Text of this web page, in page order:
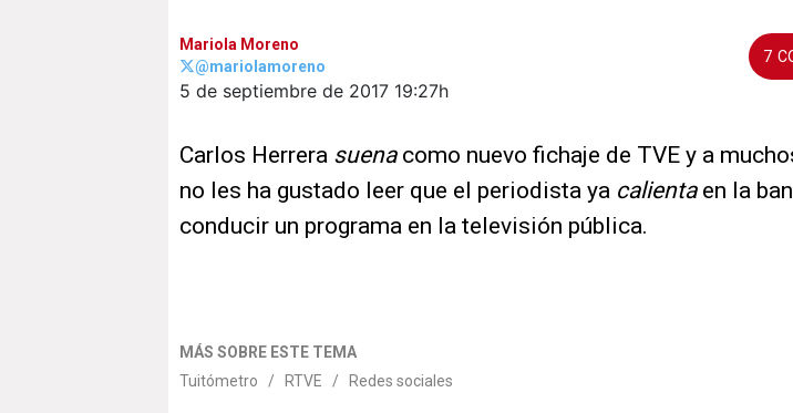
Mariola Moreno
@mariolamoreno
5 de septiembre de 2017 19:27h
7
Carlos Herrera suenacomo nuevo fichaje de TVE y a
no les ha gustado leer que el periodista ya calientaen la
conducir un programa en la televisión pública.
MÁS SOBRE ESTE TEMA
Tuitómetro
/ RTVE / Redes sociales